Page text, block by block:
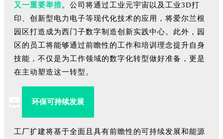
又一重要举措。公司将通过工业元宇宙以及工业3D打
印、创新型电力电子等现代化技术的应用，将爱尔兰根
园区打造成为西门子数字制造创新实践中心。此外，园
区的员工将能够通过前瞻性的工作和培训理念提升自身
技能，不仅是为工作领域的数字化转型做好准备，更是
在主动塑造这一转型。
环保可持续发展
工厂扩建将基于全面且具有前瞻性的可持续发展和能源